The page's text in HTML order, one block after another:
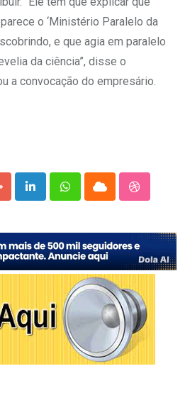
o ‘Ministério Paralelo da
e que agia em paralelo
da ciência”, disse o
a convocação do empresário.
LinkedInWhatsappCloud